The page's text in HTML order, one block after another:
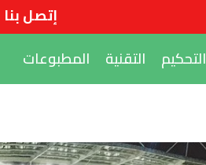
إتصل بنا
التحكيم التقنية المطبوعات